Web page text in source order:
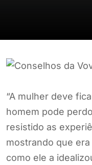
“A mulher deve
homem pode
resistido as
mostrando que
como ele a